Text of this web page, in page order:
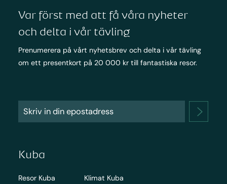
Var först med att få våra nyheter
och delta i vår tävling
Prenumerera på vårt nyhetsbrev och delta i vår tävling
om ett presentkort på 20 000 kr till fantastiska resor.
Kuba
Resor Kuba
Klimat Kuba